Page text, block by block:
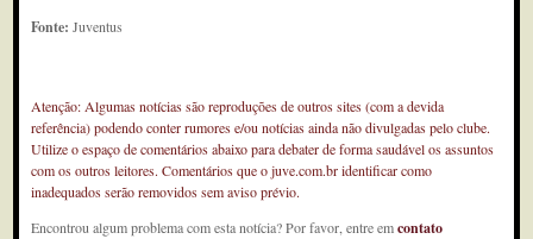
Fonte:Juventus
Atenção: Algumas notícias são reproduções de outros sites (com a devida
referência) podendo conter rumores e/ou notícias ainda não divulgadas pelo clube.
Utilize o espaço de comentários abaixo para debater de forma saudável os assuntos
com os outros leitores. Comentários que o juve.com.br identificar como
inadequados serão removidos sem aviso prévio.
Encontrou algum problema com esta notícia? Por favor, entre emcontato